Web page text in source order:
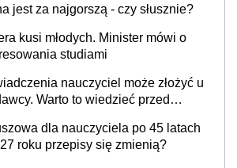
jest za najgorszą - czy słusznie?
kusi młodych. Minister mówi o
studiami
nauczyciel może złożyć u
Warto to wiedzieć przed
dla nauczyciela po 45 latach
roku przepisy się zmienią?